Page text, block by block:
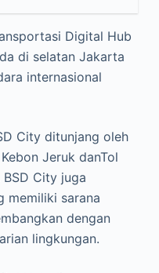
Digital Hub
di selatan Jakarta
internasional
City ditunjang oleh
Jeruk danTol
City juga
memiliki sarana
dengan
lingkungan.